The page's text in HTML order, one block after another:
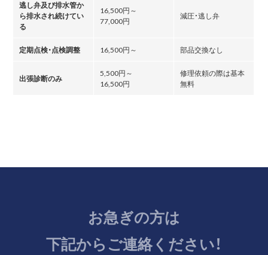
逃し弁及び排水管か
ら排水され続けてい
る
16,500円～
77,000円
減圧・逃し弁
定期点検・点検調整 16,500円～ 部品交換なし
出張診断のみ
5,500円～
16,500円
修理依頼の際は基本
無料
お急ぎの方は
下記からご連絡ください！